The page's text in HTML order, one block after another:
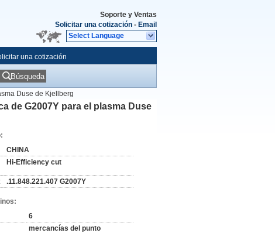
Soporte y Ventas
Solicitar una cotización - Email
Select Language
una cotización
Búsqueda
Duse de Kjellberg
de G2007Y para el plasma Duse
CHINA
Hi-Efficiency cut
.11.848.221.407 G2007Y
6
mercancías del punto